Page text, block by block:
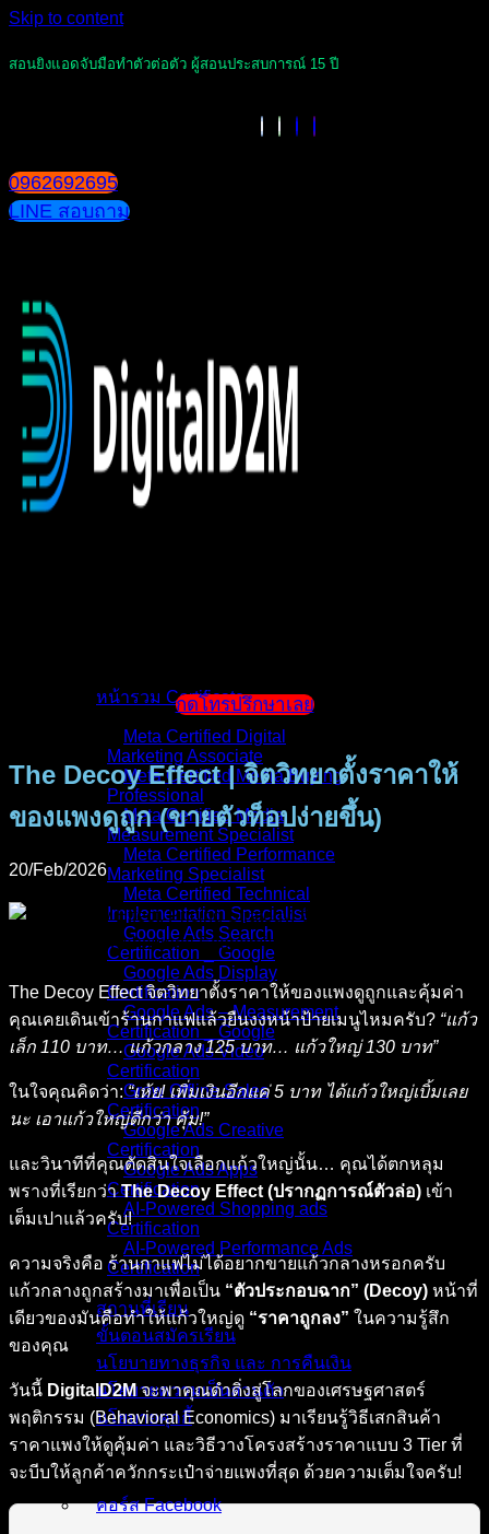
Skip to content
สอนยิงแอดจับมือทำตัวต่อตัว ผู้สอนประสบการณ์ 15 ปี
0962692695
LINE สอบถาม
หน้ารวม Certificate
Meta Certified Digital
Marketing Associate
Meta Certified Media Buying
Professional
Meta Certified Media
Measurement Specialist
Meta Certified Performance
Marketing Specialist
Meta Certified Technical
Implementation Specialist
Google Ads Search
Certification _ Google
Google Ads Display
Certification
Google Ads – Measurement
Certification _ Google
Google Ads Video
Certification
Grow Offline Sales
Certification
Google Ads Creative
Certification
Google Ads Apps
Certification
AI-Powered Shopping ads
Certification
AI-Powered Performance Ads
Certification
สถานที่เรียน
ขั้นตอนสมัครเรียน
นโยบายทางธุรกิจ และ การคืนเงิน
นโยบายความเป็นส่วนตัว
นโยบายคุกกี้
คอร์สทั้งหมด
คอร์ส Facebook
กดโทรปรึกษาเลย
The Decoy Effect | จิตวิทยาตั้งราคาให้
ของแพงดูถูก (ขายตัวท็อปง่ายขึ้น)
20/Feb/2026
The Decoy Effect จิตวิทยาตั้งราคาให้ของแพงดูถูกและคุ้มค่า
คุณเคยเดินเข้าร้านกาแฟแล้วยืนงงหน้าป้ายเมนูไหมครับ? “แก้ว
เล็ก 110 บาท… แก้วกลาง 125 บาท… แก้วใหญ่ 130 บาท”
ในใจคุณคิดว่า:“เห้ย! เพิ่มเงินอีกแค่ 5 บาท ได้แก้วใหญ่เบิ้มเลย
นะ เอาแก้วใหญ่ดีกว่า คุ้ม!”
และวินาทีที่คุณตัดสินใจเลือกแก้วใหญ่นั้น… คุณได้ตกหลุม
พรางที่เรียกว่าThe Decoy Effect (ปรากฏการณ์ตัวล่อ) เข้า
เต็มเปาแล้วครับ!
ความจริงคือ ร้านกาแฟไม่ได้อยากขายแก้วกลางหรอกครับ
แก้วกลางถูกสร้างมาเพื่อเป็น “ตัวประกอบฉาก” (Decoy) หน้าที่
เดียวของมันคือทำให้แก้วใหญ่ดู “ราคาถูกลง” ในความรู้สึก
ของคุณ
วันนี้ DigitalD2Mจะพาคุณดำดิ่งสู่โลกของเศรษฐศาสตร์
พฤติกรรม (Behavioral Economics) มาเรียนรู้วิธีเสกสินค้า
ราคาแพงให้ดูคุ้มค่า และวิธีวางโครงสร้างราคาแบบ 3 Tier ที่
จะบีบให้ลูกค้าควักกระเป๋าจ่ายแพงที่สุด ด้วยความเต็มใจครับ!